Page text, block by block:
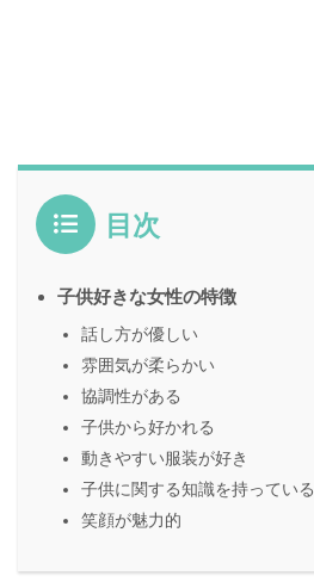
目次
子供好きな女性の特徴
話し方が優しい
雰囲気が柔らかい
協調性がある
子供から好かれる
動きやすい服装が好き
子供に関する知識を持っている
笑顔が魅力的